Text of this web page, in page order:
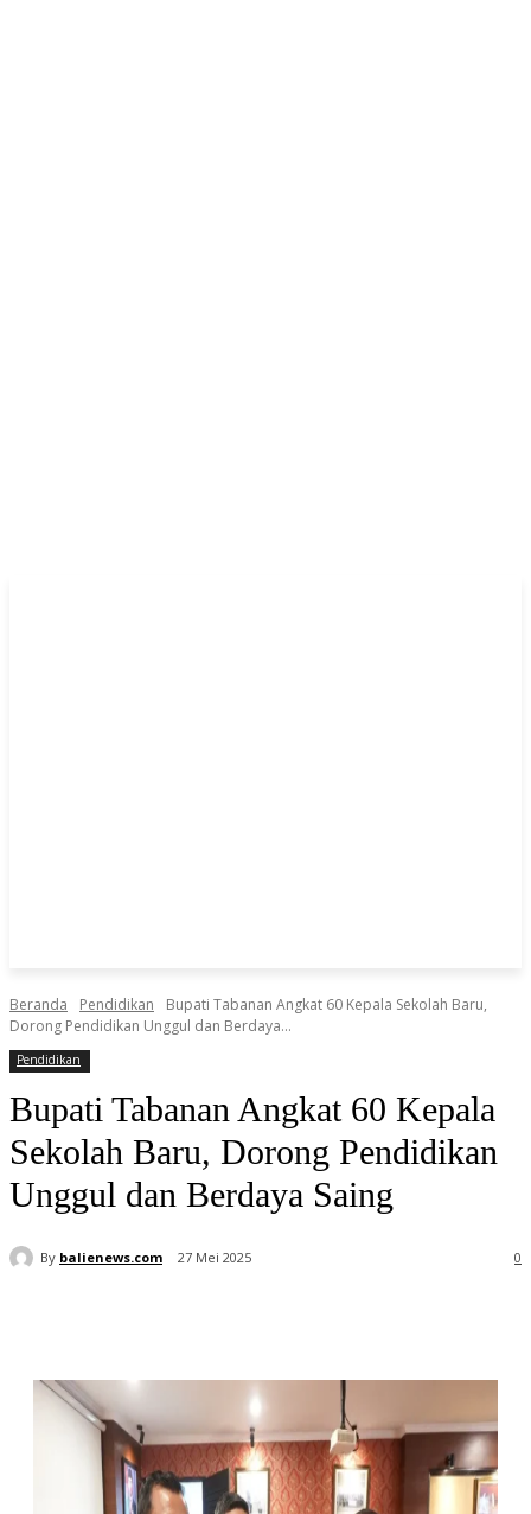
Beranda Pendidikan
Bupati Tabanan Angkat 60 Kepala Sekolah Baru,
Dorong Pendidikan Unggul dan Berdaya...
Pendidikan
Bupati Tabanan Angkat 60 Kepala
Sekolah Baru, Dorong Pendidikan
Unggul dan Berdaya Saing
By balienews.com 27 Mei 2025 0